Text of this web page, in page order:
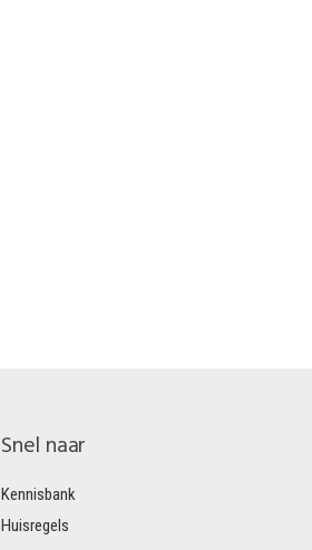
Snel naar
Kennisbank
Huisregels